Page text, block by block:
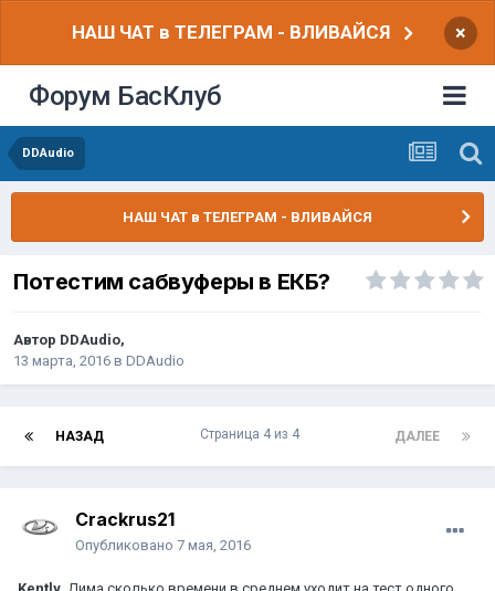
НАШ ЧАТ в ТЕЛЕГРАМ - ВЛИВАЙСЯ ×
Форум БасКлуб
DDAudio
НАШ ЧАТ в ТЕЛЕГРАМ - ВЛИВАЙСЯ
Потестим сабвуферы в ЕКБ?
Автор DDAudio,
13 марта, 2016 в DDAudio
НАЗАД ДАЛЕЕ
Страница 4 из 4
Crackrus21
Опубликовано 7 мая, 2016